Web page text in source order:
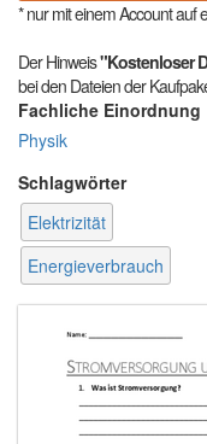
* nur mit einem Account auf
Der Hinweis"Kostenloser
bei den Dateien der
Fachliche Einordnung
Physik
Schlagwörter
Elektrizität
Energieverbrauch